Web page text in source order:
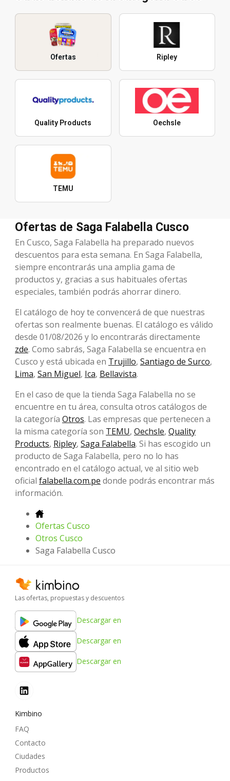
Ofertas Ripley
Quality Products Oechsle
TEMU
Ofertas de Saga Falabella Cusco
En Cusco, Saga Falabella ha preparado nuevos
descuentos para esta semana. En Saga Falabella,
siempre encontrarás una amplia gama de
productos y, gracias a sus habituales ofertas
especiales, también podrás ahorrar dinero.
El catálogo de hoy te convencerá de que nuestras
ofertas son realmente buenas. El catálogo es válido
desde 01/08/2026 y lo encontrarás directamente
zde. Como sabrás, Saga Falabella se encuentra en
Cusco y está ubicada en Trujillo, Santiago de Surco,
Lima, San Miguel, Ica, Bellavista.
En el caso de que la tienda Saga Falabella no se
encuentre en tu área, consulta otros catálogos de
la categoría Otros. Las empresas que pertenecen a
la misma categoría son TEMU, Oechsle, Quality
Products, Ripley, Saga Falabella. Si has escogido un
producto de Saga Falabella, pero no lo has
encontrado en el catálogo actual, ve al sitio web
oficial falabella.com.pe donde podrás encontrar más
información.
Ofertas Cusco
Otros Cusco
Saga Falabella Cusco
Las ofertas, propuestas y descuentos
Descargar en
Descargar en
Descargar en
Kimbino
FAQ
Contacto
Ciudades
Productos